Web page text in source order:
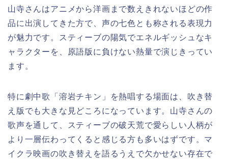
山寺さんはアニメから洋画まで数えきれないほどの作
品に出演してきた方で、声の七色とも称される表現力
が魅力です。スティーブの陽気でエネルギッシュなキ
ャラクターを、原語版に負けない熱量で演じきってい
ます。
特に劇中歌「溶岩チキン」を熱唱する場面は、吹き替
え版でも大きな見どころになっています。山寺さんの
歌声を通して、スティーブの破天荒で愛らしい人柄が
より一層伝わってくると感じる方も多いはずです。マ
イクラ映画の吹き替えを語るうえで欠かせない存在で